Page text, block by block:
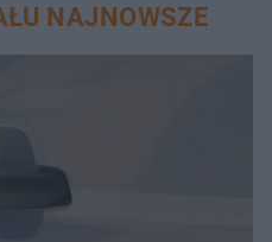
NAJNOWSZE